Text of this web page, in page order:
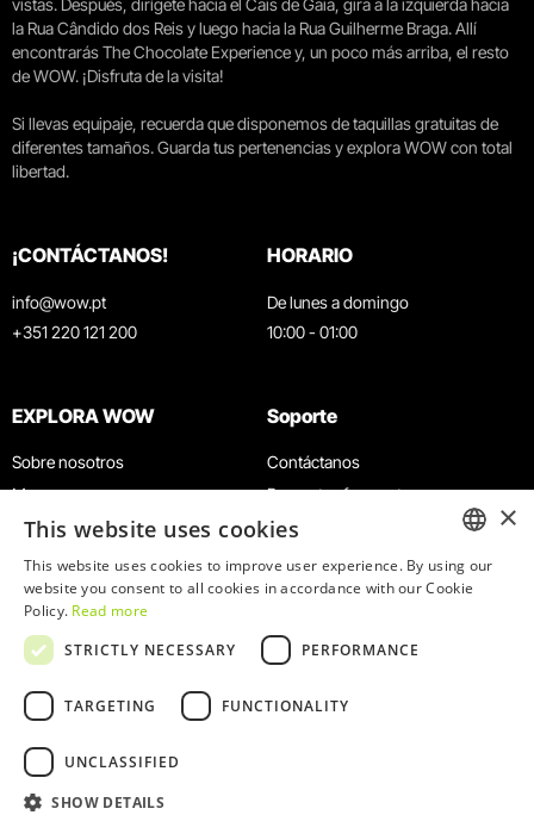
vistas. Después, dirígete hacia el Cais de Gaia, gira a la izquierda hacia
la Rua Cândido dos Reis y luego hacia la Rua Guilherme Braga. Allí
encontrarás The Chocolate Experience y, un poco más arriba, el resto
de WOW. ¡Disfruta de la visita!
Si llevas equipaje, recuerda que disponemos de taquillas gratuitas de
diferentes tamaños. Guarda tus pertenencias y explora WOW con total
libertad.
¡CONTÁCTANOS!
info@wow.pt
+351 220 121 200
HORARIO
De lunes a domingo
10:00 - 01:00
EXPLORA WOW
Sobre nosotros
Museos
Agenda
Noticias
Restaurantes
Tarjeta WOW
Grupos y eventos
Servicio educativo
Soporte
Contáctanos
Preguntas frecuentes
Términos y condiciones
Política de privacidad y cookies
Trabaja con nosotros
Libro de reclamaciones
© 2026
ENGLISH
×
This website uses cookies
This website uses cookies to improve user experience. By using our
website you consent to all cookies in accordance with our Cookie
Policy. Read more
STRICTLY NECESSARY
PERFORMANCE
TARGETING FUNCTIONALITY
UNCLASSIFIED
SHOW DETAILS